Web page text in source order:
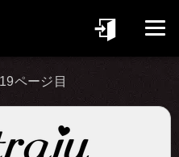
19ページ目